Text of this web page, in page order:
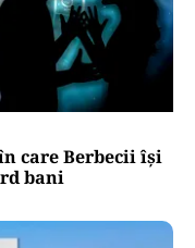
care Berbecii își
bani